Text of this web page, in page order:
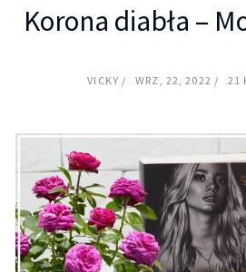
Korona diabła –
VICKY WRZ, 22, 2022 21